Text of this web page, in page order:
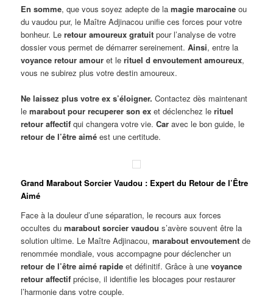
En somme, que vous soyez adepte de lamagie marocaine ou
du vaudou pur, le Maître Adjinacou unifie ces forces pour votre
bonheur. Leretour amoureux gratuit pour l’analyse de votre
dossier vous permet de démarrer sereinement.Ainsi, entre la
voyance retour amour et lerituel d envoutement amoureux,
vous ne subirez plus votre destin amoureux.
Ne laissez plus votre ex s’éloigner. Contactez dès maintenant
lemarabout pour recuperer son ex et déclenchez lerituel
retour affectif qui changera votre vie.Car avec le bon guide, le
retour de l’être aimé est une certitude.
Grand Marabout Sorcier Vaudou : Expert du Retour de l’Être
Aimé
Face à la douleur d’une séparation, le recours aux forces
occultes dumarabout sorcier vaudou s’avère souvent être la
solution ultime. Le Maître Adjinacou,marabout envoutement de
renommée mondiale, vous accompagne pour déclencher un
retour de l’être aimé rapide et définitif. Grâce à unevoyance
retour affectif précise, il identifie les blocages pour restaurer
l’harmonie dans votre couple.